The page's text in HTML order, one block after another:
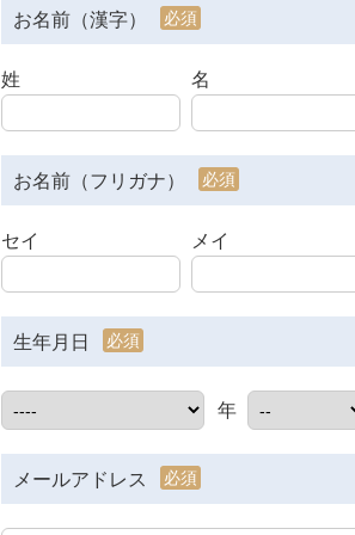
お名前（漢字） 必須
姓 名
お名前（フリガナ） 必須
セイ メイ
生年月日 必須
年
メールアドレス 必須